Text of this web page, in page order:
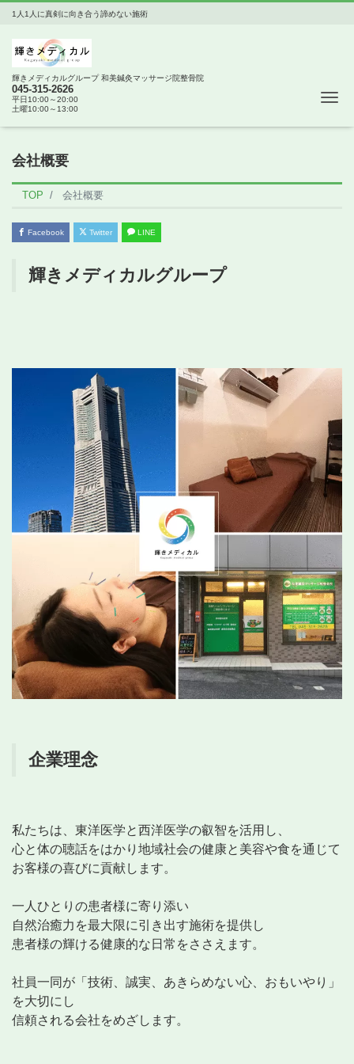
1人1人に真剣に向き合う諦めない施術
輝きメディカルグループ 和美鍼灸マッサージ院整骨院
045-315-2626
平日10:00～20:00
土曜10:00～13:00
会社概要
TOP 会社概要
Facebook Twitter LINE
輝きメディカルグループ
企業理念
私たちは、東洋医学と西洋医学の叡智を活用し、
心と体の聴話をはかり地域社会の健康と美容や食を通じて
お客様の喜びに貢献します。
一人ひとりの患者様に寄り添い
自然治癒力を最大限に引き出す施術を提供し
患者様の輝ける健康的な日常をささえます。
社員一同が「技術、誠実、あきらめない心、おもいやり」
を大切にし
信頼される会社をめざします。